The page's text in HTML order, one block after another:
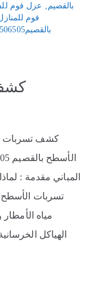
بالقصيم‚ عزل فوم
فوم
بالقصيم0502506505
المباني مقدمة :
مياه
الهياكل